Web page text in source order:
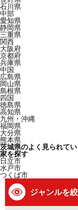
石川県
中部
愛知県
静岡県
三重県
関西
大阪府
京都府
兵庫県
中国
広島県
岡山県
島根県
四国
徳島県
高知県
九州・沖縄
福岡県
大分県
熊本県
茨城県のよく見られて
家を探す
日立市
水戸市
つくば市
ジャンルを